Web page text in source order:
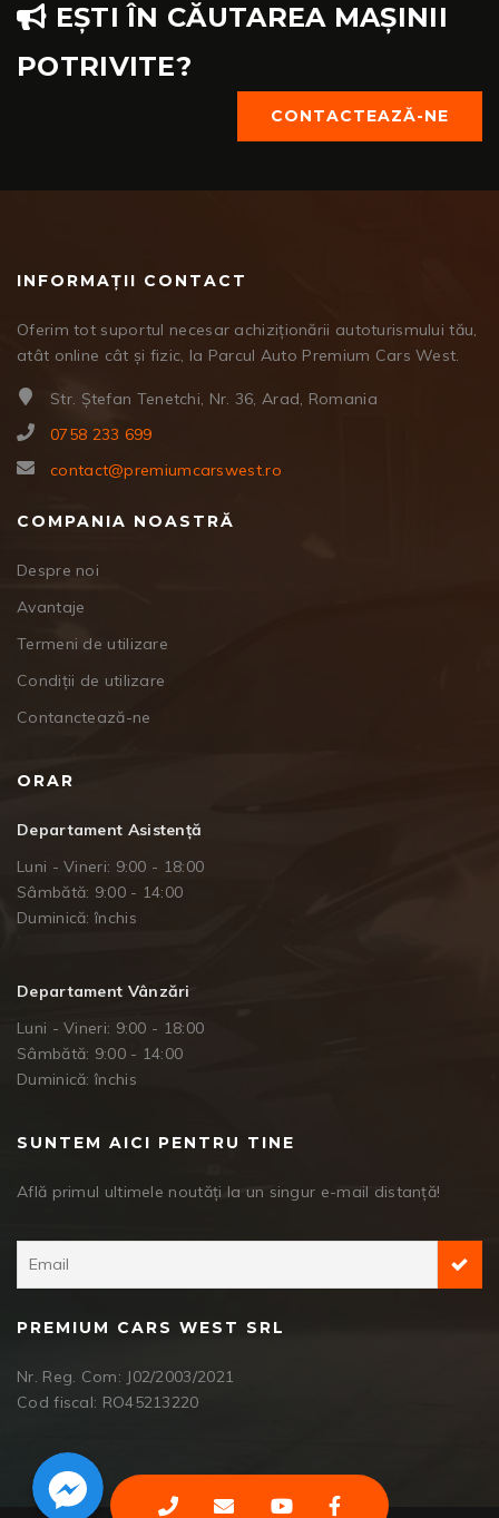
EȘTI ÎN CĂUTAREA MAȘINII
POTRIVITE?
CONTACTEAZĂ-NE
INFORMAȚII CONTACT
Oferim tot suportul necesar achiziționării autoturismului tău,
atât online cât și fizic, la Parcul Auto Premium Cars West.
Str. Ștefan Tenetchi, Nr. 36, Arad, Romania
0758 233 699
contact@premiumcarswest.ro
COMPANIA NOASTRĂ
Despre noi
Avantaje
Termeni de utilizare
Condiții de utilizare
Contanctează-ne
ORAR
Departament Asistență
Luni - Vineri: 9:00 - 18:00
Sâmbătă: 9:00 - 14:00
Duminică: închis
Departament Vânzări
Luni - Vineri: 9:00 - 18:00
Sâmbătă: 9:00 - 14:00
Duminică: închis
SUNTEM AICI PENTRU TINE
Află primul ultimele noutăți la un singur e-mail distanță!
PREMIUM CARS WEST SRL
Nr. Reg. Com: J02/2003/2021
Cod fiscal: RO45213220
Facebook Messenger